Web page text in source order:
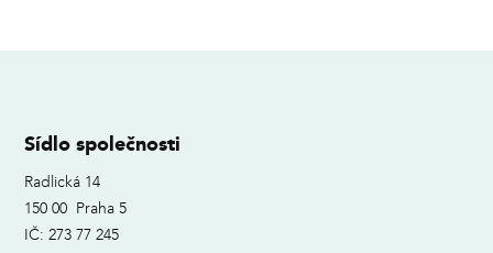
Sídlo společnosti
Radlická 14
150 00 Praha 5
IČ: 273 77 245